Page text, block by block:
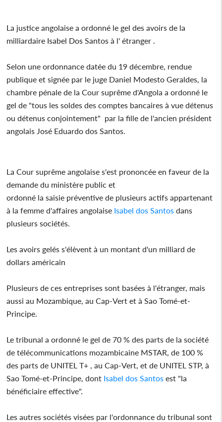
La justice angolaise a ordonné le gel des avoirs de la
milliardaire Isabel Dos Santos à l' étranger .
Selon une ordonnance datée du 19 décembre, rendue
publique et signée par le juge Daniel Modesto Geraldes, la
chambre pénale de la Cour suprême d'Angola a ordonné le
gel de "tous les soldes des comptes bancaires à vue détenus
ou détenus conjointement" par la fille de l'ancien président
angolais José Eduardo dos Santos.
La Cour suprême angolaise s'est prononcée en faveur de la
demande du ministère public et
ordonné la saisie préventive de plusieurs actifs appartenant
à la femme d'affaires angolaise Isabel dos Santos dans
plusieurs sociétés.
Les avoirs gelés s'élèvent à un montant d'un milliard de
dollars américain
Plusieurs de ces entreprises sont basées à l'étranger, mais
aussi au Mozambique, au Cap-Vert et à Sao Tomé-et-
Principe.
Le tribunal a ordonné le gel de 70 % des parts de la société
de télécommunications mozambicaine MSTAR, de 100 %
des parts de UNITEL T+ , au Cap-Vert, et de UNITEL STP, à
Sao Tomé-et-Principe, dont Isabel dos Santos est "la
bénéficiaire effective".
Les autres sociétés visées par l'ordonnance du tribunal sont